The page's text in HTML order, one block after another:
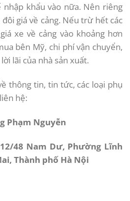
khẩu vào nữa. Nên riêng
giá về cảng. Nếu trừ hết các
xe về cảng vào khoảng hơn
bên Mỹ, chi phí vận chuyển,
lãi của nhà sản xuất.
thông tin, tin tức, các loại phụ
hệ:
Phạm Nguyễn
48 Nam Dư, Phường Lĩnh
Thành phố Hà Nội